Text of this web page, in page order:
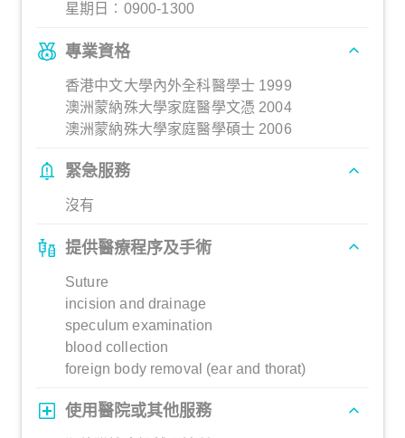
星期日︰0900-1300
專業資格
香港中文大學內外全科醫學士 1999
澳洲蒙納殊大學家庭醫學文憑 2004
澳洲蒙納殊大學家庭醫學碩士 2006
緊急服務
沒有
提供醫療程序及手術
Suture
incision and drainage
speculum examination
blood collection
foreign body removal (ear and thorat)
使用醫院或其他服務